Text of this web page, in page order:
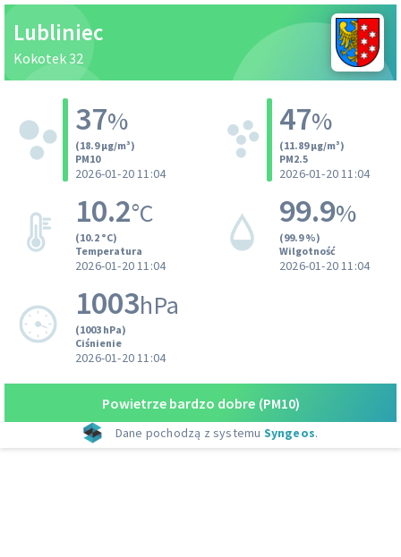
Lubliniec
Kokotek 32
37%
(18.9 µg/m³)
PM10
2026-01-20 11:04
47%
(11.89 µg/m³)
PM2.5
2026-01-20 11:04
10.2°C
(10.2 °C)
Temperatura
2026-01-20 11:04
99.9%
(99.9 %)
Wilgotność
2026-01-20 11:04
1003hPa
(1003 hPa)
Ciśnienie
2026-01-20 11:04
Powietrze bardzo dobre (PM10)
Dane pochodzą z systemu Syngeos.